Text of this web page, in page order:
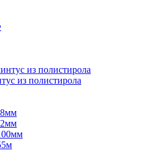
из полистирола